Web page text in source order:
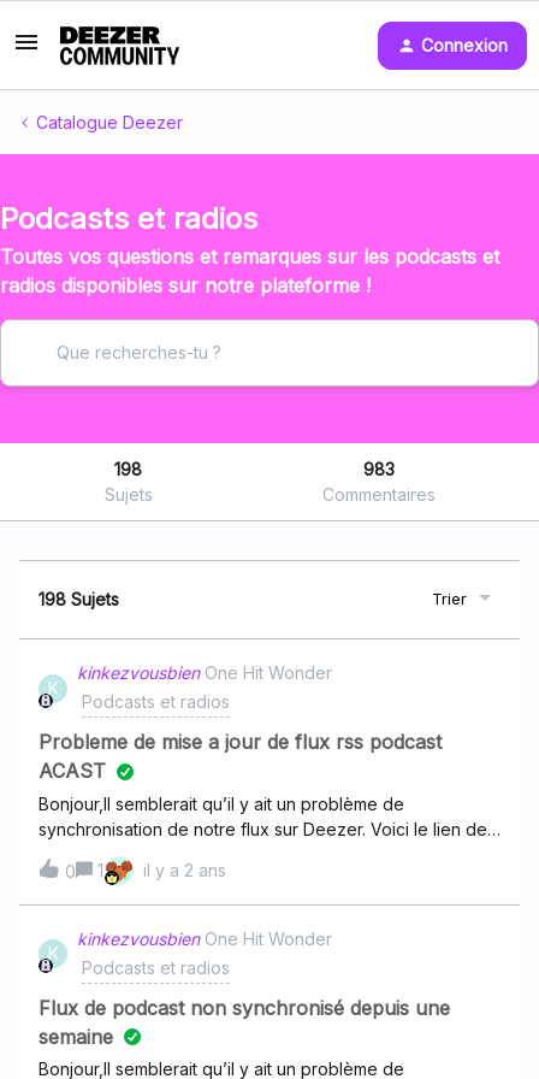
Connexion
Catalogue Deezer
Podcasts et radios
Toutes vos questions et remarques sur les podcasts et
radios disponibles sur notre plateforme !
198
Sujets
983
Commentaires
198 Sujets Trier
K
kinkezvousbien One Hit Wonder
Podcasts et radios
Probleme de mise a jour de flux rss podcast
ACAST
Bonjour,Il semblerait qu’il y ait un problème de
synchronisation de notre flux sur Deezer. Voici le lien de
mon podcast
: https://www.deezer.com/fr/show/1000650762Voici le
lien du flux
: https://feeds.acast.com/public/shows/65c1097394822f0
017688467 Merci beaucoup pour votre aide, bonne
journée.
0 1 il y a 2 ans
K
kinkezvousbien One Hit Wonder
Podcasts et radios
Flux de podcast non synchronisé depuis une
semaine
Bonjour,Il semblerait qu’il y ait un problème de